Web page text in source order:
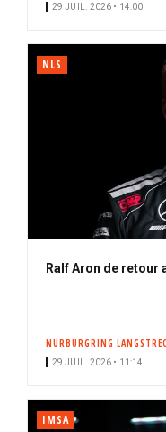
29 JUIL. 2026 • 14:00
NLS
Ralf Aron de retour
NÜRBURGRING
29 JUIL. 2026 • 11:14
IMSA